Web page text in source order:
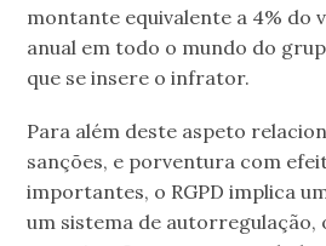
montante equivalente a 4% do
anual em todo o mundo do
que se insere o infrator.
Para além deste aspeto
sanções, e porventura com
importantes, o RGPD implica
um sistema de autorregulação,